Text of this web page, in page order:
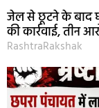
जेल से छूटने के बाद
की कार्रवाई, तीन
RashtraRakshak